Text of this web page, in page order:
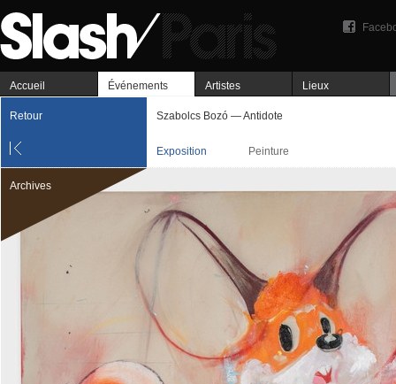
Accueil Événements Artistes Lieux
Retour Szabolcs Bozó — Antidote
Exposition Peinture
Archives